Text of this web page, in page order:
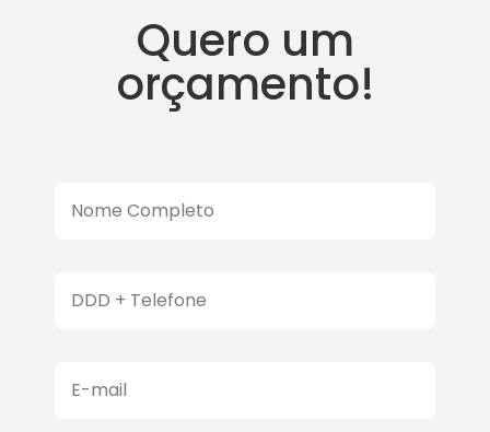
Quero um
orçamento!